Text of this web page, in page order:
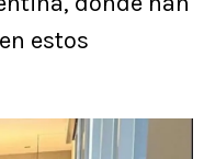
estos